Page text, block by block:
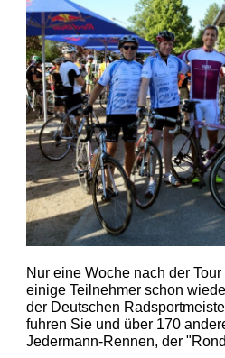
Nur eine Woche nach der
einige Teilnehmer schon
der Deutschen
fuhren Sie und über 170
Jedermann-Rennen, der